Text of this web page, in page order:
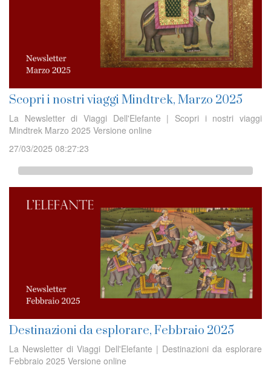
Scopri i nostri viaggi Mindtrek, Marzo 2025
La Newsletter di Viaggi Dell'Elefante | Scopri i nostri viaggi
Mindtrek Marzo 2025 Versione online
27/03/2025 08:27:23
Destinazioni da esplorare, Febbraio 2025
La Newsletter di Viaggi Dell'Elefante | Destinazioni da esplorare
Febbraio 2025 Versione online